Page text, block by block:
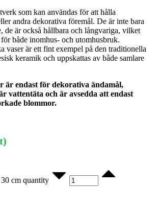
som kan användas för att hålla
andra dekorativa föremål. De är inte bara
de är också hållbara och långvariga, vilket
både inomhus- och utomhusbruk.
vaser är ett fint exempel på den traditionella
keramik och uppskattas av både samlare
är endast för dekorativa ändamål,
vattentäta och är avsedda att endast
blommor.
cm quantity